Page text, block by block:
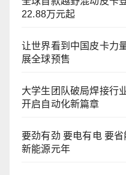
22.88万元起
让世界看到中国皮卡力
展全球预售
大学生团队破局焊接行
开启自动化新篇章
要劲有劲 要电有电 要
新能源元年